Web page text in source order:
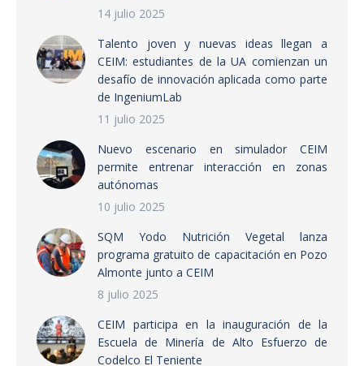
14 julio 2025
Talento joven y nuevas ideas llegan a
CEIM: estudiantes de la UA comienzan un
desafío de innovación aplicada como parte
de IngeniumLab
11 julio 2025
Nuevo escenario en simulador CEIM
permite entrenar interacción en zonas
autónomas
10 julio 2025
SQM Yodo Nutrición Vegetal lanza
programa gratuito de capacitación en Pozo
Almonte junto a CEIM
8 julio 2025
CEIM participa en la inauguración de la
Escuela de Minería de Alto Esfuerzo de
Codelco El Teniente